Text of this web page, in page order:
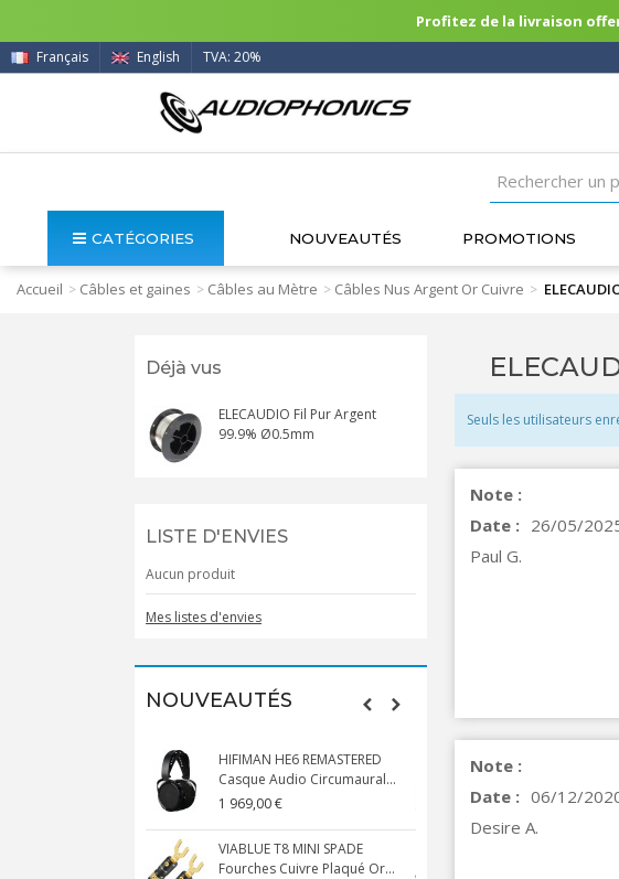
Profitez de la livraison
Français English TVA: 20%
CATÉGORIES NOUVEAUTÉS PROMOTIONS
Accueil > Câbles et gaines > Câbles au Mètre > Câbles Nus Argent Or Cuivre >
Déjà vus
ELECAUDIO Fil Pur Argent
99.9% Ø0.5mm
LISTE D'ENVIES
Aucun produit
Mes listes d'envies
NOUVEAUTÉS
HIFIMAN HE6 REMASTERED
Casque Audio Circumaural...
1 969,00 €
VIABLUE T8 MINI SPADE
Fourches Cuivre Plaqué Or...
VIABLUE T8 5PIN
59,90 €
Seuls les utilisateurs
Note :
Date : 26/05/
Paul G.
Note :
Date : 06/12/
Desire A.